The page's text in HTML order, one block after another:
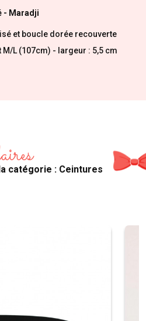
- Maradji
et boucle dorée recouverte
L (107cm) - largeur : 5,5 cm
catégorie : Ceintures